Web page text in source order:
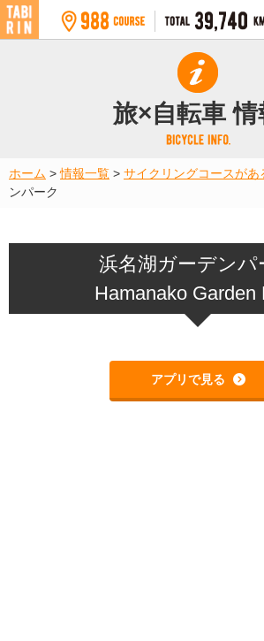
旅×自転車 情
ホーム >情報一覧 > サイクリングコースがあ
ンパーク
浜名湖ガーデンパ
Hamanako Garden
アプリで見る